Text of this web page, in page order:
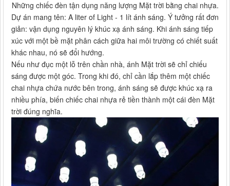
Những chiếc đèn tận dụng năng lượng Mặt trời bằng chai nhựa.
Dự án mang tên: A liter of Light - 1 lít ánh sáng. Ý tưởng rất đơn
giản: vận dụng nguyên lý khúc xạ ánh sáng. Khi ánh sáng tiếp
xúc với một bề mặt phân cách giữa hai môi trường có chiết suất
khác nhau, nó sẽ đổi hướng.
Nếu như đục một lỗ trên chần nhà, ánh Mặt trời sẽ chỉ chiếu
sáng được một góc. Trong khi đó, chỉ cần lắp thêm một chiếc
chai nhựa chứa nước bên trong, ánh sáng sẽ được khúc xạ ra
nhiều phía, biến chiếc chai nhựa rẻ tiền thành một cái đèn Mặt
trời đúng nghĩa.